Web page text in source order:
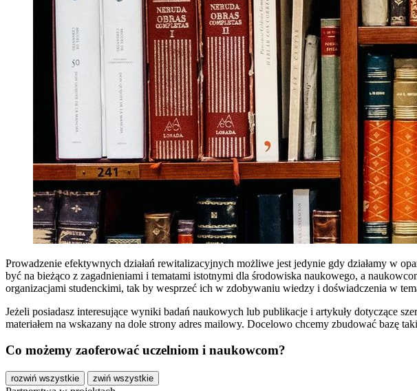
Prowadzenie efektywnych działań rewitalizacyjnych możliwe jest jedynie gdy działamy w
być na bieżąco z zagadnieniami i tematami istotnymi dla środowiska naukowego, a
organizacjami studenckimi, tak by wesprzeć ich w zdobywaniu wiedzy i doświadczenia w
Jeżeli posiadasz interesujące wyniki badań naukowych lub publikacje i artykuły dotyczące
materiałem na wskazany na dole strony adres mailowy. Docelowo chcemy zbudować bazę
Co możemy zaoferować uczelniom i naukowcom?
rozwiń wszystkie zwiń wszystkie